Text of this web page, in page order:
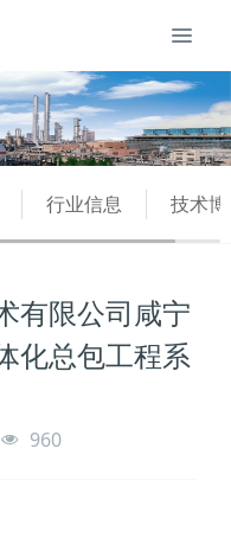
行业信息 技术
有限公司咸宁
化总包工程系
960